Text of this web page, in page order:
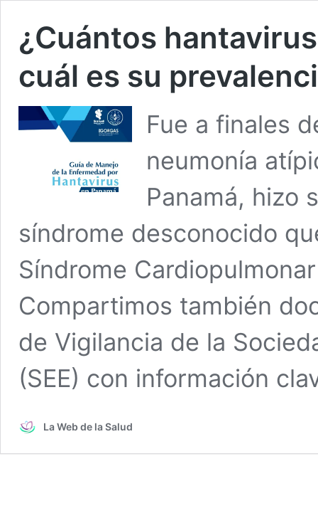
¿Cuántos
cuál es su
Fue a finales
neumonía
Panamá, hizo
síndrome desconocido
Síndrome
Compartimos también
de Vigilancia de la
(SEE) con información
La Web de la Salud